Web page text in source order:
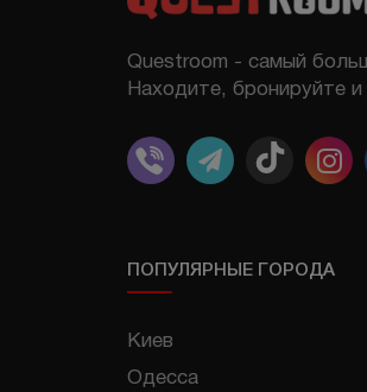
Questroom - самый
Находите, бронируйте
ПОПУЛЯРНЫЕ ГОРОДА
Киев
Одесса